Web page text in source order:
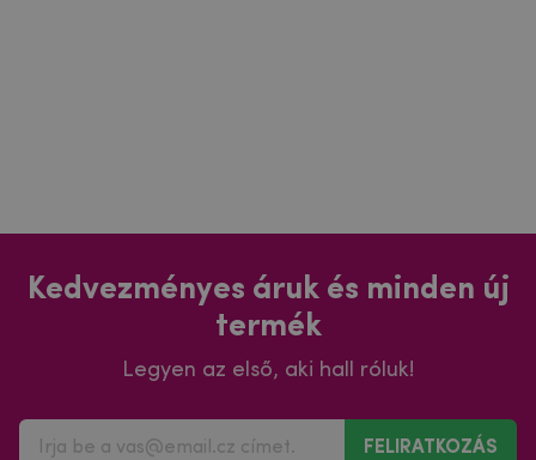
Kedvezményes áruk és minden új
termék
Legyen az első, aki hall róluk!
FELIRATKOZÁS